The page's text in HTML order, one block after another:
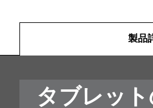
製品
製品詳細
タブレッ